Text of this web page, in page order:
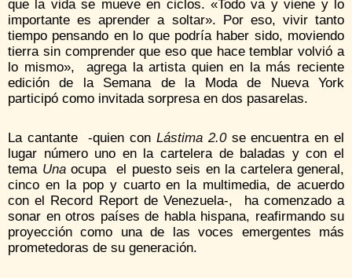
que la vida se mueve en ciclos. «Todo va y viene y lo
importante es aprender a soltar». Por eso, vivir tanto
tiempo pensando en lo que podría haber sido, moviendo
tierra sin comprender que eso que hace temblar volvió a
lo mismo», agrega la artista quien en la más reciente
edición de la Semana de la Moda de Nueva York
participó como invitada sorpresa en dos pasarelas.
La cantante -quien con Lástima 2.0se encuentra en el
lugar número uno en la cartelera de baladas y con el
tema Unaocupa el puesto seis en la cartelera general,
cinco en la pop y cuarto en la multimedia, de acuerdo
con el Record Report de Venezuela-, ha comenzado a
sonar en otros países de habla hispana, reafirmando su
proyección como una de las voces emergentes más
prometedoras de su generación.